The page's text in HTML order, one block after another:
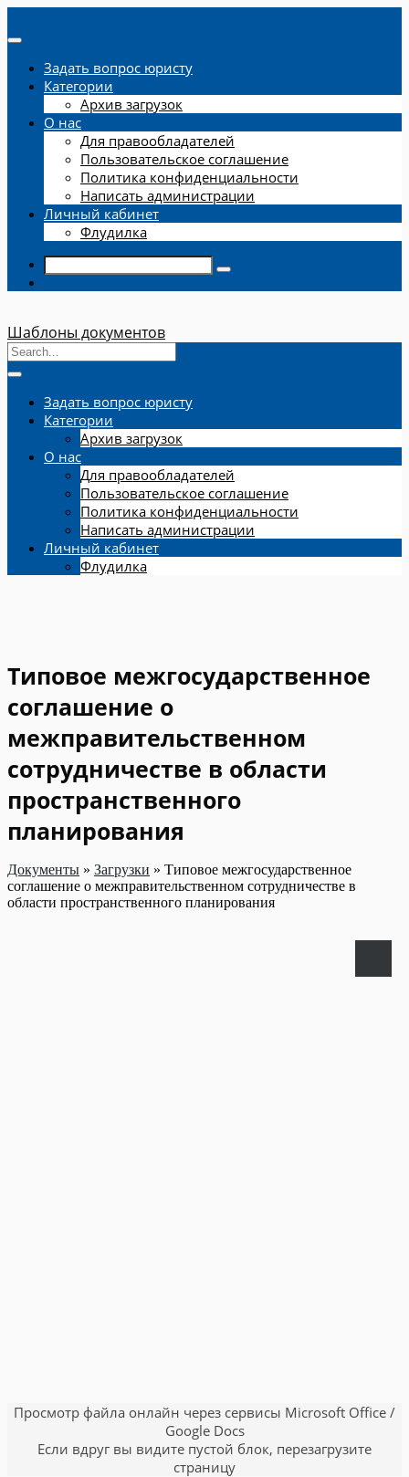
Задать вопрос юристу
Категории
Архив загрузок
О нас
Для правообладателей
Пользовательское соглашение
Политика конфиденциальности
Написать администрации
Личный кабинет
Флудилка
Шаблоны документов
Задать вопрос юристу
Категории
Архив загрузок
О нас
Для правообладателей
Пользовательское соглашение
Политика конфиденциальности
Написать администрации
Личный кабинет
Флудилка
Типовое межгосударственное
соглашение о
межправительственном
сотрудничестве в области
пространственного
планирования
Документы » Загрузки » Типовое межгосударственное
соглашение о межправительственном сотрудничестве в
области пространственного планирования
Просмотр файла онлайн через сервисы Microsoft Office /
Google Docs
Если вдруг вы видите пустой блок, перезагрузите
страницу